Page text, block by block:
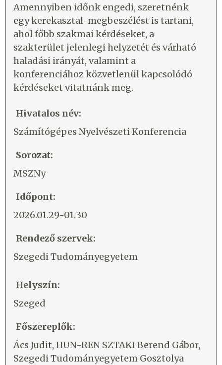
Amennyiben időnk engedi, szeretnénk
egy kerekasztal-megbeszélést is tartani,
ahol főbb szakmai kérdéseket, a
szakterület jelenlegi helyzetét és várható
haladási irányát, valamint a
konferenciához közvetlenül kapcsolódó
kérdéseket vitatnánk meg.
Hivatalos név:
Számítógépes Nyelvészeti Konferencia
Sorozat:
MSZNy
Időpont:
2026.01.29-01.30
Rendező szervek:
Szegedi Tudományegyetem
Helyszín:
Szeged
Főszereplők:
Ács Judit, HUN-REN SZTAKI Berend Gábor,
Szegedi Tudományegyetem Gosztolya